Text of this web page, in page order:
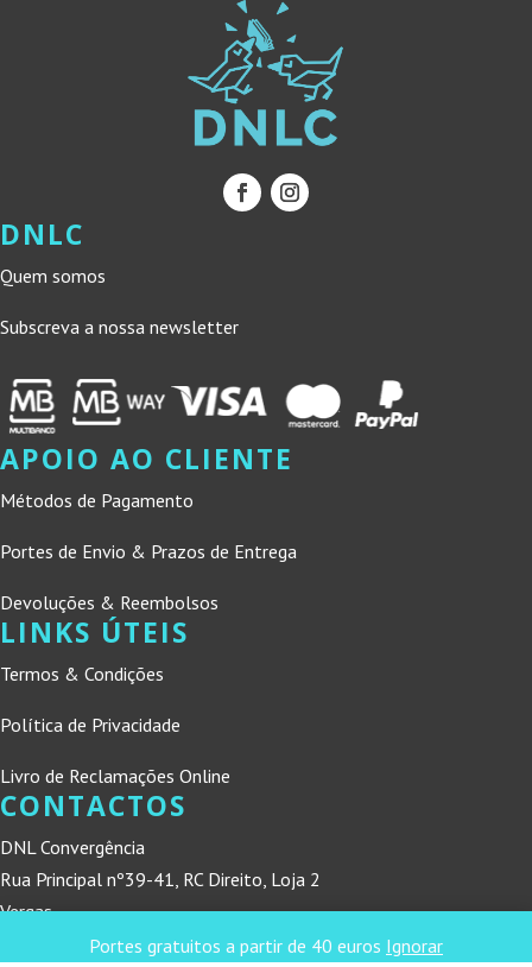
Portes gratuitos a partir de 40 euros Ignorar
DNLC
Quem somos
Subscreva a nossa newsletter
APOIO AO CLIENTE
Métodos de Pagamento
Portes de Envio & Prazos de Entrega
Devoluções & Reembolsos
LINKS ÚTEIS
Termos & Condições
Política de Privacidade
Livro de Reclamações Online
CONTACTOS
DNL Convergência
Rua Principal nº39-41, RC Direito, Loja 2
Vergas
3840-555 Sto André de Vagos